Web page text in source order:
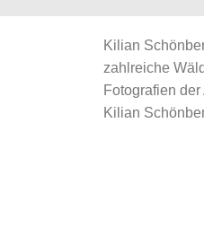
Kilian
zahlreiche
Fotografien
Kilian